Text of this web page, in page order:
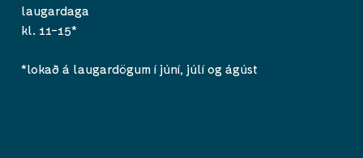
laugardaga
kl. 11-15*
*lokað á laugardögum í júní, júlí og ágúst